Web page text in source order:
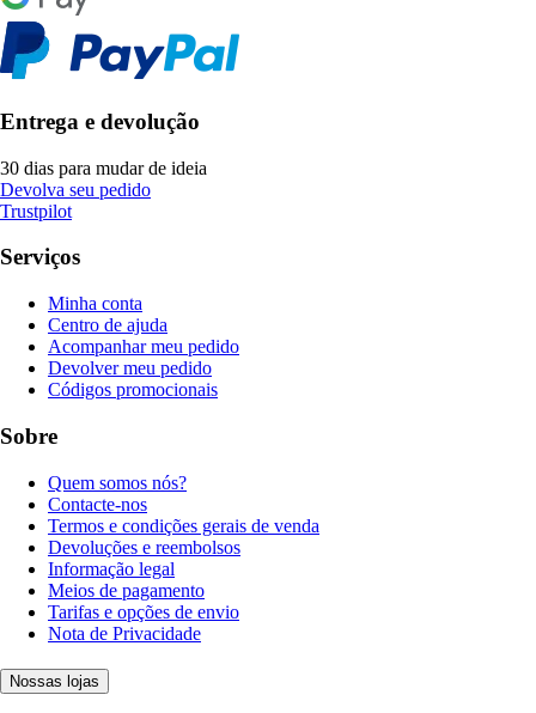
Entrega e devolução
30 dias para mudar de ideia
Devolva seu pedido
Trustpilot
Serviços
Minha conta
Centro de ajuda
Acompanhar meu pedido
Devolver meu pedido
Códigos promocionais
Sobre
Quem somos nós?
Contacte-nos
Termos e condições gerais de venda
Devoluções e reembolsos
Informação legal
Meios de pagamento
Tarifas e opções de envio
Nota de Privacidade
Nossas lojas